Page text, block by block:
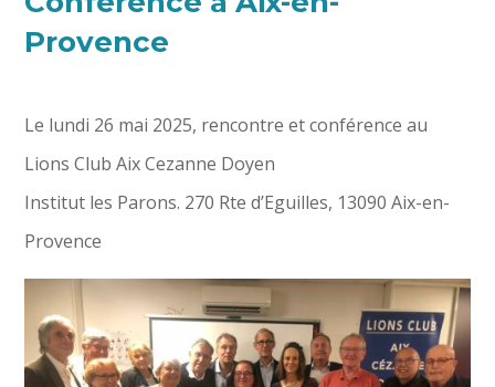
Provence
Le lundi 26 mai 2025, rencontre et conférence au
Lions Club Aix Cezanne Doyen
Institut les Parons. 270 Rte d’Eguilles, 13090 Aix-en-
Provence